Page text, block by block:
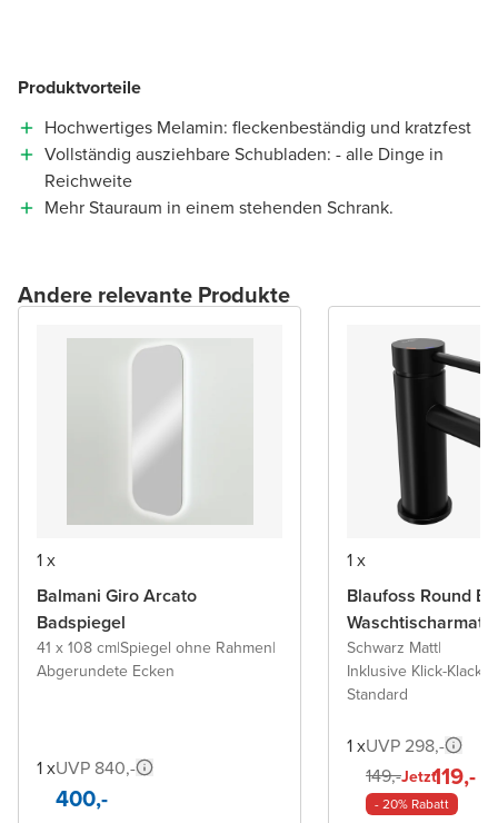
Produktvorteile
Hochwertiges Melamin: fleckenbeständig und kratzfest
Vollständig ausziehbare Schubladen: - alle Dinge in
Reichweite
Mehr Stauraum in einem stehenden Schrank.
Andere relevante Produkte
1 x
Balmani Giro Arcato
Badspiegel
41 x 108 cm|Spiegel ohne Rahmen|
Abgerundete Ecken
1 xUVP 840,-
400,-
1 x
Blaufoss Round
Schwarz Matt|
Inklusive Klick-Klack
Standard
1 xUVP 298,-
149,-Jetzt119,-
- 20% Rabatt